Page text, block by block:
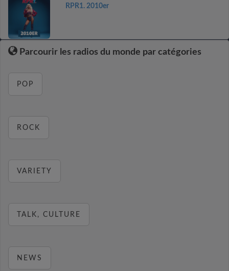
RPR1. 2010er
Parcourir les radios du monde par catégories
POP
ROCK
VARIETY
TALK, CULTURE
NEWS